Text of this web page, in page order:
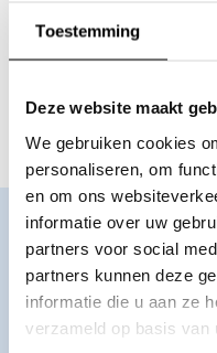
Toestemming
Deze website maakt
We gebruiken cookies
personaliseren, om
en om ons
informatie over uw
partners voor social
partners kunnen deze
informatie die u aan ze
verzameld op basis van
bezig met de
auteursrechtelijke
eerlijke vergoeding